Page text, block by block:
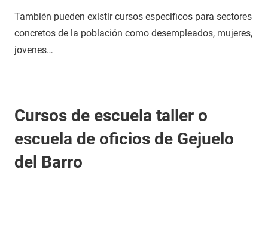
También pueden existir cursos especificos para sectores
concretos de la población como desempleados, mujeres,
jovenes…
Cursos de escuela taller o
escuela de oficios de Gejuelo
del Barro